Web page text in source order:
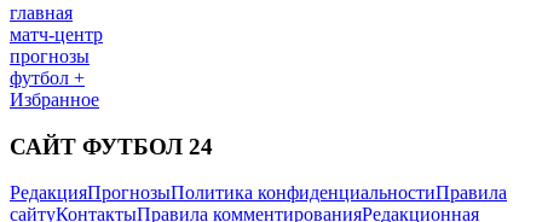
главная
матч-центр
прогнозы
футбол +
Избранное
САЙТ ФУТБОЛ 24
РедакцияПрогнозыПолитика конфиденциальностиПравила
сайтуКонтактыПравила комментированияРедакционная